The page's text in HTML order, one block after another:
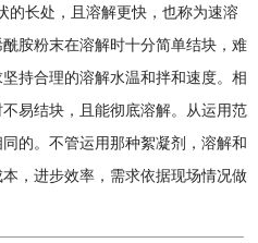
处，且溶解更快，也称为速溶
胺粉末在溶解时十分简单结块，难
持合理的溶解水温和拌和速度。相
易结块，且能彻底溶解。从运用范
的。不管运用那种絮凝剂，溶解和
，进步效率，需求依据现场情况做